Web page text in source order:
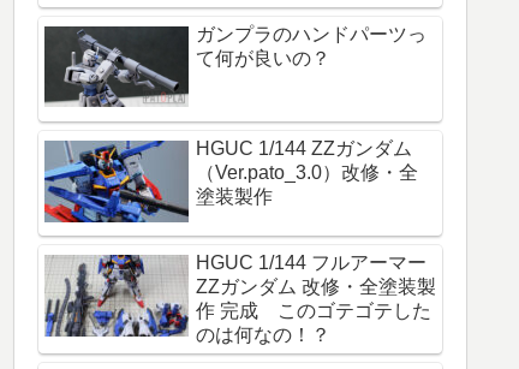
ガンプラのハンドパーツっ
て何が良いの？
HGUC 1/144 ZZガンダム
（Ver.pato_3.0）改修・全
塗装製作
HGUC 1/144 フルアーマー
ZZガンダム 改修・全塗装製
作 完成 このゴテゴテした
のは何なの！？